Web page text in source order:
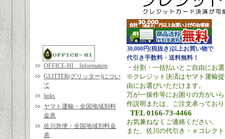
OFFICE-HI Information
GLITTER(グリッター)につい
て
links
ヤマト運輸・全国地域別料
金表
佐川急便・全国地域別料金
表
30,000円(税抜き)以上お買い物で
代引き手数料・送料無料！
・分割・一括払いとご自由にお
※クレジット決済はヤマト運輸
由にお選びいただけます。
万が一操作等にお困りの方がい
作説明または、ご注文承ってお
TEL 0166-73-4466
お気兼ねなくご連絡ください。
また、佐川の代引き・ｅコレク